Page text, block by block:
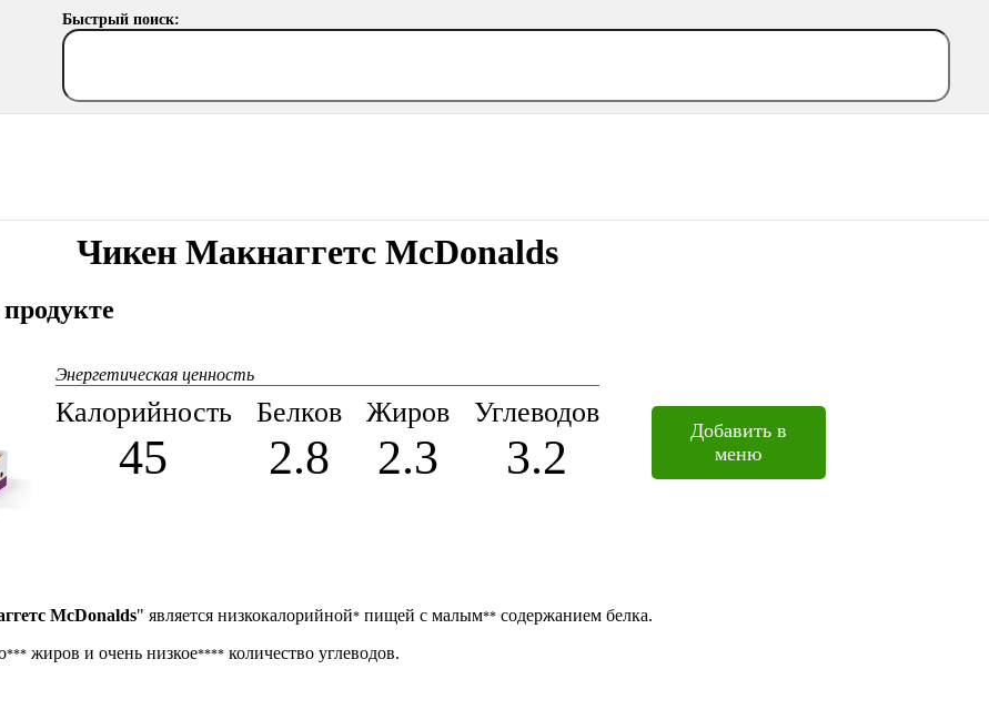
Быстрый поиск:
Чикен Макнаггетс McDonalds
Калорийность
Энергетическая ценность
45
Белков
2.8
Жиров
2.3
Углеводов
3.2
Добавить в
меню
McDonalds" является низкокалорийной*пищей с малым**содержанием белка.
***жиров и очень низкое****количество углеводов.